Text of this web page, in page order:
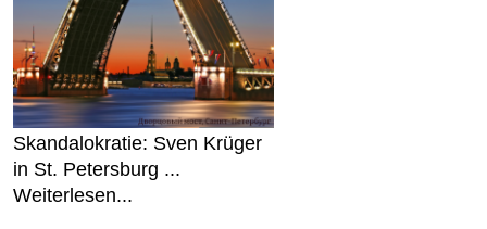
Skandalokratie: Sven Krüger
in St. Petersburg ...
Weiterlesen...